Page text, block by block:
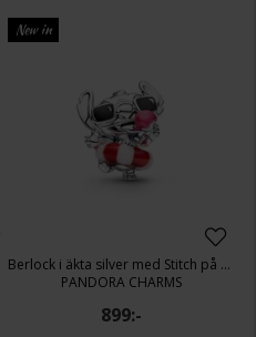
New in
Berlock i äkta silver med Stitch på semester
PANDORA CHARMS
899:-